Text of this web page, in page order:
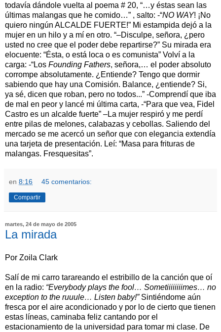
todavía dándole vuelta al poema # 20, “…y éstas sean las
últimas malangas que he comido…” , salto: -“NO WAY! ¡No
quiero ningún ALCALDE FUERTE!” Mi estampida dejó a la
mujer en un hilo y a mí en otro. “–Disculpe, señora, ¿pero
usted no cree que el poder debe repartirse?” Su mirada era
elocuente: “Ésta, o está loca o es comunista” Volví a la
carga: -“Los Founding Fathers, señora,… el poder absoluto
corrompe absolutamente. ¿Entiende? Tengo que dormir
sabiendo que hay una Comisión. Balance, ¿entiende? Si,
ya sé, dicen que roban, pero no todos...” -Comprendí que iba
de mal en peor y lancé mi última carta, -“Para que vea, Fidel
Castro es un alcalde fuerte” –La mujer respiró y me perdí
entre pilas de melones, calabazas y cebollas. Saliendo del
mercado se me acercó un señor que con elegancia extendía
una tarjeta de presentación. Leí: “Masa para frituras de
malangas. Fresquesitas”.
en 8:16 45 comentarios:
Compartir
martes, 24 de mayo de 2005
La mirada
Por Zoila Clark
Salí de mi carro tarareando el estribillo de la canción que oí
en la radio: “Everybody plays the fool… Sometiiiiiiiimes… no
exception to the ruuule… Listen baby!”Sintiéndome aún
fresca por el aire acondicionado y por lo de cierto que tienen
estas líneas, caminaba feliz cantando por el
estacionamiento de la universidad para tomar mi clase. De